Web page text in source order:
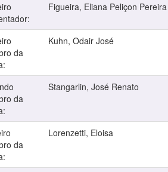
Figueira, Eliana Peliçon Pereira
da
Kuhn, Odair José
da
Stangarlin, José Renato
da
Lorenzetti, Eloisa